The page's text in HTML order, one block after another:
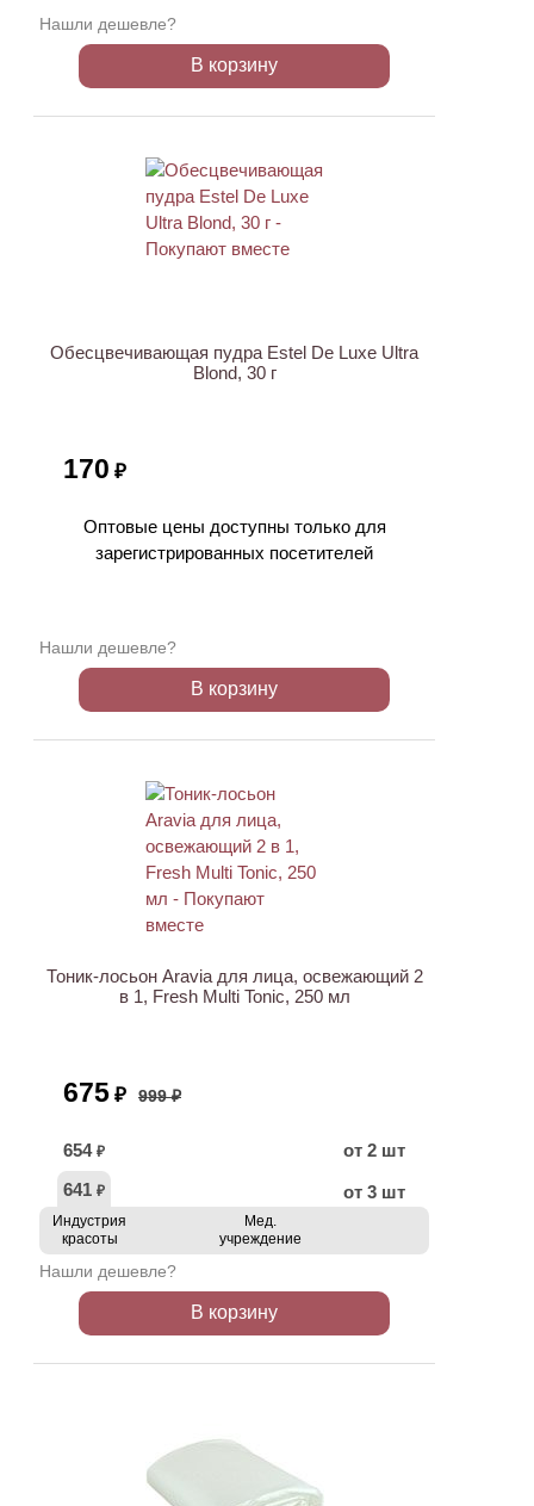
Нашли дешевле?
В корзину
Обесцвечивающая пудра Estel De Luxe Ultra
Blond, 30 г
170 ₽
Оптовые цены доступны только для
зарегистрированных посетителей
Нашли дешевле?
В корзину
Тоник-лосьон Aravia для лица, освежающий 2
в 1, Fresh Multi Tonic, 250 мл
675 ₽ 999 ₽
654 ₽
от 2 шт
641 ₽ от 3 шт
Индустрия
красоты
Мед.
учреждение
Нашли дешевле?
В корзину